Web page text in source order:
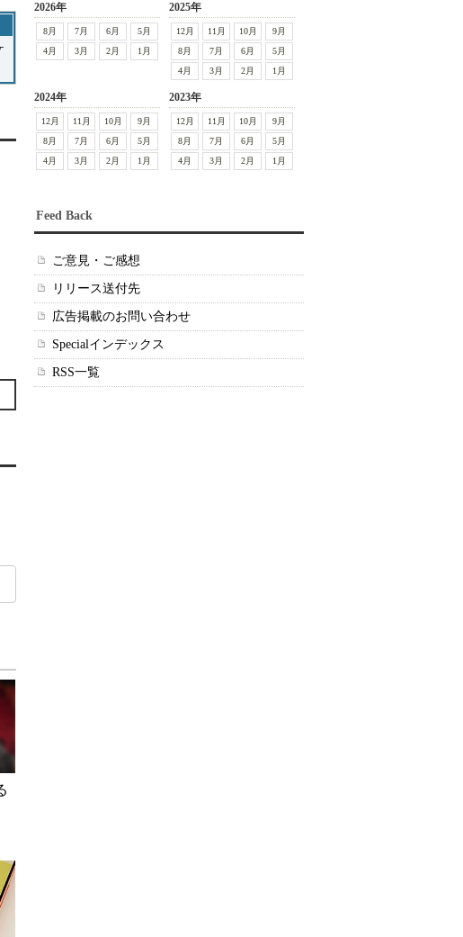
2026年
8月 7月 6月
5月
4月
3月 2月 1月
2025年
12月 11月 10月
9月
8月
7月 6月
5月
4月
3月 2月 1月
2024年
12月 11月 10月
9月
8月
7月 6月
5月
4月
3月 2月 1月
2023年
12月 11月 10月
9月
8月
7月 6月
5月
4月
3月 2月 1月
Feed Back
ご意見・ご感想
リリース送付先
広告掲載のお問い合わせ
Specialインデックス
RSS一覧